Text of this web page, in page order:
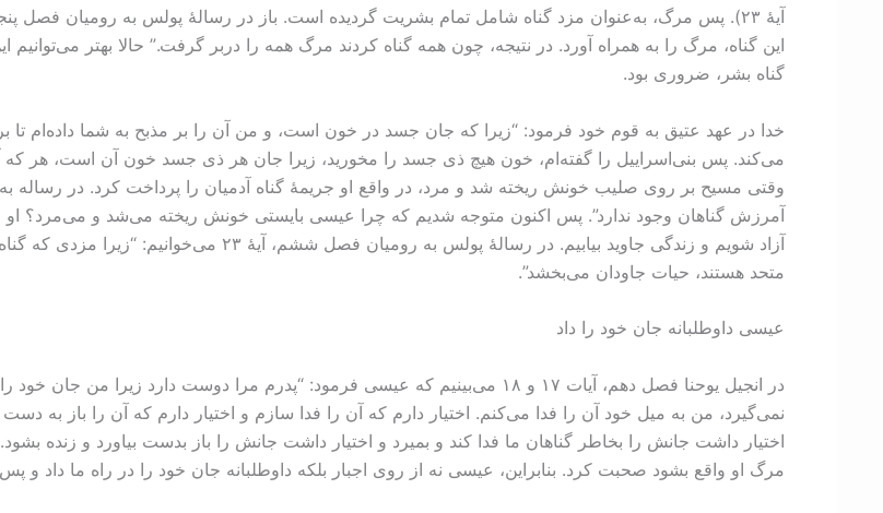
این گناه، مرگ را به‌ همراه آورد. در نتیجه، چون همه گناه کردند مرگ همه را در‌بر گرفت.” حالا بهتر
گناه بشر، ضروری بود.
خدا در عهد عتیق به قوم خود فرمود: “زیرا که جان جسد در خون است، و من آن را بر مذبح به شما داده‌ام تا
آمرزش گناهان وجود ندارد”. پس اکنون متوجه شدیم که چرا عیسی بایستی خونش ‌ریخته می‌شد و می‌مرد؟ او
آزاد شویم و زندگی جاوید بیابیم. در رسالۀ پولس
متحد هستند، حیات جاودان می‌بخشد”.
عیسی داوطلبانه جان خود را داد
در انجیل یوحنا فصل دهم، آیات ۱۷ و ۱۸ می‌بینیم که عیسی فرمود: “پدرم مرا دوست دارد
نمی‌گیرد، من به میل خود آن را فدا می‌کنم. اختیار دارم که آن را فدا سازم و اختیار دارم که آن را باز به
اختیار داشت جانش را بخاطر گناهان ما فدا کند و بمیرد و اختیار داشت جانش را باز بدست بیاورد و زنده
مرگ او واقع بشود صحبت کرد. بنابراین، عیسی نه از روی اجبار بلکه داوطلبانه جان خود را در راه ما داد و